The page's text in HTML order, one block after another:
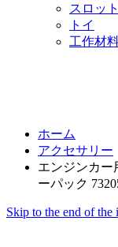
スロッ
トイ
工作材
ホーム
アクセサリー
エンジンカー
ーパック
Skip to the end of the